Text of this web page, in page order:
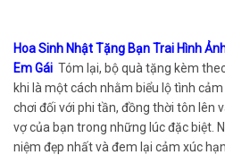
Hoa Sinh Nhật Tặng Bạn Trai Hình
Em Gái Tóm lại, bộ quà tặng kèm
khi là một cách nhằm biểu lộ tình
chơi đối với phi tần, đồng thời tôn lên
vợ của bạn trong những lúc đặc biệt.
niệm đẹp nhất và đem lại cảm xúc